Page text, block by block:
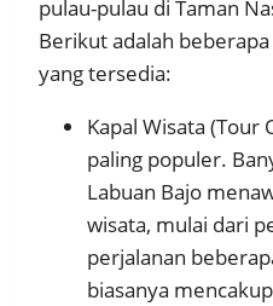
pulau-pulau di Taman
Berikut adalah
yang tersedia:
Kapal Wisata (Tour
paling populer.
Labuan Bajo
wisata, mulai dari
perjalanan
biasanya